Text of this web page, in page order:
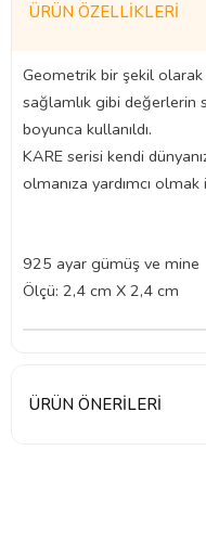
ÜRÜN ÖZELLIKLERI
Geometrik bir şekil olarak
sağlamlık gibi
boyunca kullanıldı.
KARE serisi kendi
olmanıza yardımcı olmak
925 ayar gümüş ve mine
Ölçü: 2,4 cm X 2,4 cm
ÜRÜN ÖNERILERI